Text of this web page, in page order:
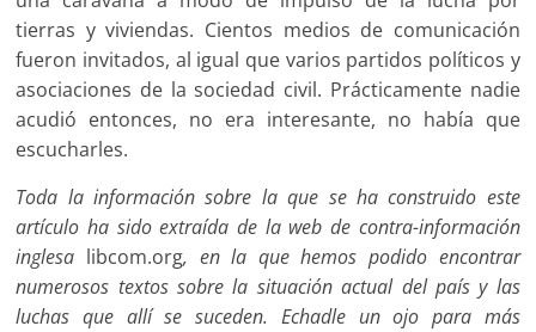
tierras y viviendas. Cientos medios de comunicación
fueron invitados, al igual que varios partidos políticos y
asociaciones de la sociedad civil. Prácticamente nadie
acudió entonces, no era interesante, no había que
escucharles.
Toda la información sobre la que se ha construido este
artículo ha sido extraída de la web de contra-información
inglesa libcom.org, en la que hemos podido encontrar
numerosos textos sobre la situación actual del país y las
luchas que allí se suceden. Echadle un ojo para más